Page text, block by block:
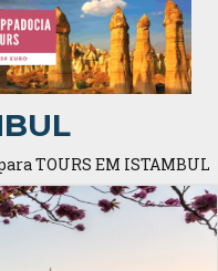
TOURS EM ISTAMBUL